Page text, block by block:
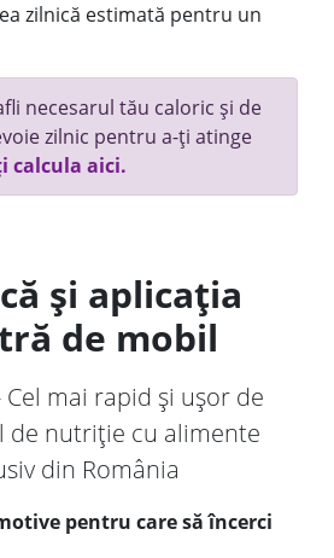
zilnică estimată pentru un
necesarul tău caloric și de
zilnic pentru a-ți atinge
calcula aici.
și aplicația
de mobil
Cel mai rapid și ușor de
de nutriție cu alimente
din România
pentru care să încerci